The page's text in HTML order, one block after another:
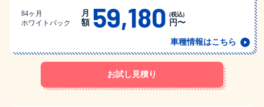
84ヶ月
ホワイトパック
月
額 59,180 (税込)
円〜
車種情報はこちら
お試し見積り